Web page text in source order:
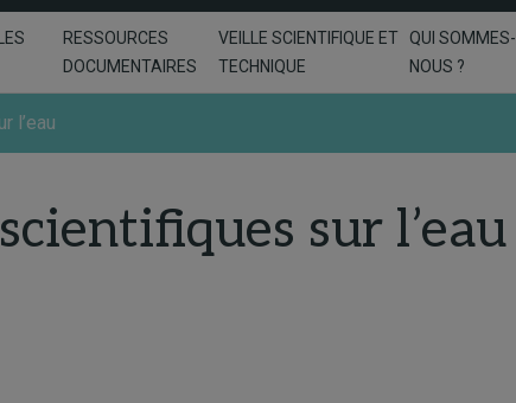
RESSOURCES
DOCUMENTAIRES
VEILLE SCIENTIFIQUE ET
TECHNIQUE
QUI SOMMES-
NOUS ?
l’eau
sur l’eau